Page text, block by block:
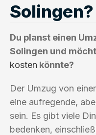
Solingen?
Du planst einen
Solingen und
kosten könnte?
Der Umzug von
eine aufregende,
sein. Es gibt viele
bedenken,